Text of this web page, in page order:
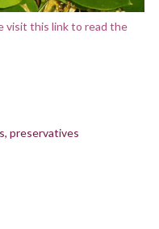
visit this link to read the
preservatives